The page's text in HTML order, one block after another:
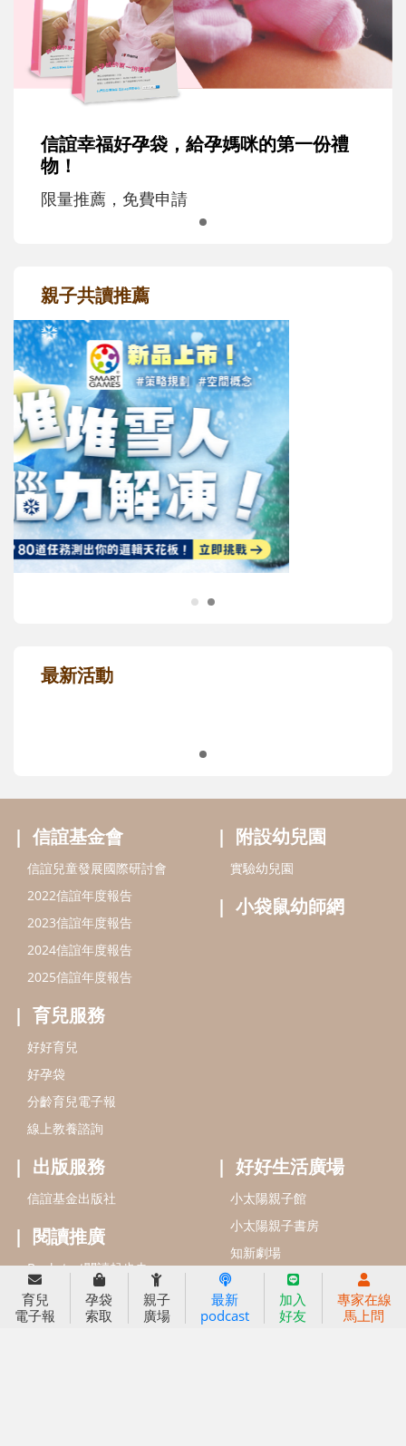
信誼幸福好孕袋，給孕媽咪的第一份禮
物！
限量推薦，免費申請
親子共讀推薦
最新活動
信誼基金會
信誼兒童發展國際研討會
2023信誼年度報告
2024信誼年度報告
2025信誼年度報告
育兒服務
好好育兒
好孕袋
小袋鼠幼師網
育兒
電子報
孕袋
索取
親子
廣場
最新
podcast
加入
好友
專家在線
馬上問